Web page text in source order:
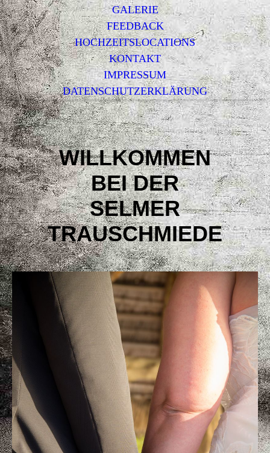
GALERIE
FEEDBACK
HOCHZEITSLOCATIONS
KONTAKT
IMPRESSUM
DATENSCHUTZERKLÄRUNG
WILLKOMMEN
BEI DER
SELMER
TRAUSCHMIEDE